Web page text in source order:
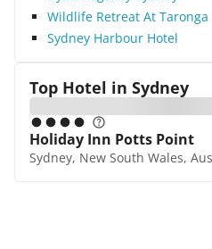
Wildlife Retreat At Taronga
Sydney Harbour Hotel
Top Hotel in Sydney
Holiday Inn Potts Point
Sydney, New South Wales,